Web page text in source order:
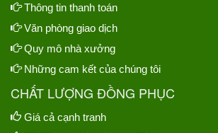
Thông tin thanh toán
Văn phòng giao dịch
Quy mô nhà xưởng
Những cam kết của chúng tôi
CHẤT LƯỢNG ĐỒNG PHỤC
Giá cả cạnh tranh